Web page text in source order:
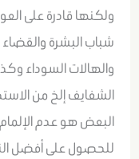
ولكنها قادرة على
شباب البشرة
والهالات السوداء
الشفايف إلخ من
البعض هو عدم
للحصول على أفضل